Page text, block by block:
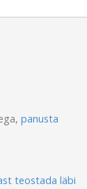
panusta
teostada läbi